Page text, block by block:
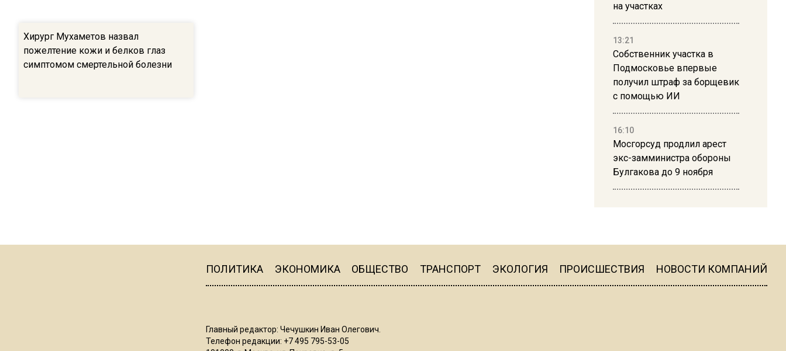
Хирург Мухаметов назвал
пожелтение кожи и белков глаз
симптомом смертельной болезни
на участках
13:21
Собственник участка в
Подмосковье впервые
получил штраф за борщевик
с помощью ИИ
16:10
Мосгорсуд продлил арест
экс-замминистра обороны
Булгакова до 9 ноября
16:19
ПОЛИТИКА ЭКОНОМИКА ОБЩЕСТВО ТРАНСПОРТ ЭКОЛОГИЯ ПРОИСШЕСТВИЯ НОВОСТИ КОМПАНИЙ
Главный редактор: Чечушкин Иван Олегович.
Телефон редакции: +7 495 795-53-05